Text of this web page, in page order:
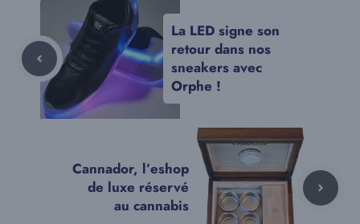
La LED signe son
retour dans nos
sneakers avec
Orphe !
Cannador, l’eshop
de luxe réservé
au cannabis